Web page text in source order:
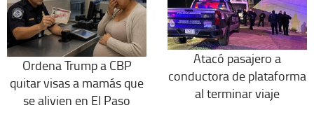
Ordena Trump a CBP
quitar visas a mamás que
se alivien en El Paso
Atacó pasajero a
conductora de plataforma
al terminar viaje